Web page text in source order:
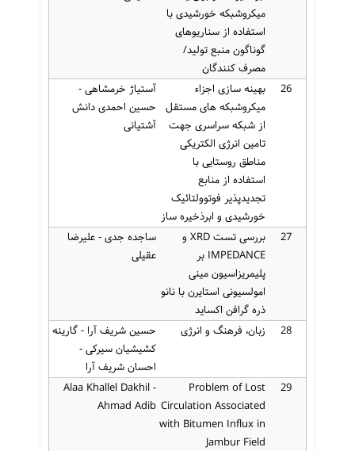
میکروشبکه خورشیدی با
استفاده از سناریوهای
گوناگون منبع تولید/
مصرف کنندگان
26
بهینه سازی اجزاء
میکروشبکه های مستقل
از شبکه سراسری جهت
تامین انرژی الکتریکی
مناطق روستایی با
استفاده از منابع
تجدیدپذیر فوتوولتائیک
خورشیدی و ابرذخیره ساز
آستیاژ خرمشاهی -
حسین احمدی دانش
آشتیانی
27
بررسی تست XRD و
IMPEDANCE بر
پلیمریزاسیون مینی
امولسیونی استایرن با نانو
ذره گرافن اکساید
ساجده جدی - علیرضا
عقیلی
28 زبان، فرهنگ و انرژی
حسین شریف آرا - گارینه
کشیشیان سیرکی -
احسان شریف آرا
29
Problem of Lost
Circulation Associated
with Bitumen Influx in
Jambur Field
Alaa Khallel Dakhil -
Ahmad Adib